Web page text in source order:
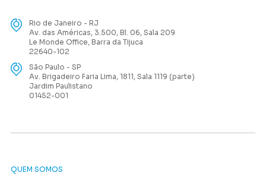
Rio de Janeiro - RJ
Av. das Américas, 3.500, Bl. 06, Sala 209
Le Monde Office, Barra da Tijuca
22640-102
São Paulo - SP
Av. Brigadeiro Faria Lima, 1811, Sala 1119 (parte)
Jardim Paulistano
01452-001
QUEM SOMOS